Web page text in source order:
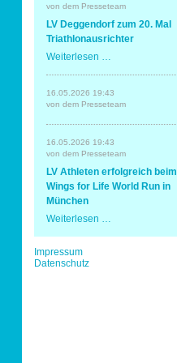
Erding
Spaß
und
von dem Presseteam
LV Deggendorf zum 20. Mal
Triathlonausrichter
Weiterlesen …
zum
20.
Mal
16.05.2026 19:43
von dem Presseteam
16.05.2026 19:43
von dem Presseteam
LV Athleten erfolgreich beim
Wings for Life World Run in
München
Weiterlesen …
Navigation
überspringen
Impressum
Datenschutz
Sportabzeichen
Tempo & Gymnastik